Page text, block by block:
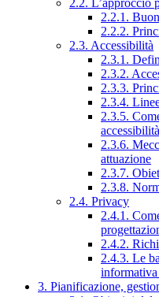
2.2.1.
2.2.2.
2.3. Accessibilità
2.3.1.
2.3.2.
2.3.3.
2.3.4.
2.3.5.
accessibilità
2.3.6.
attuazione
2.3.7.
2.3.8.
2.4. Privacy
2.4.1.
2.4.2.
2.4.3. Le
3. Pianificazione,